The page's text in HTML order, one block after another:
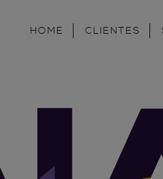
HOME CLIENTES